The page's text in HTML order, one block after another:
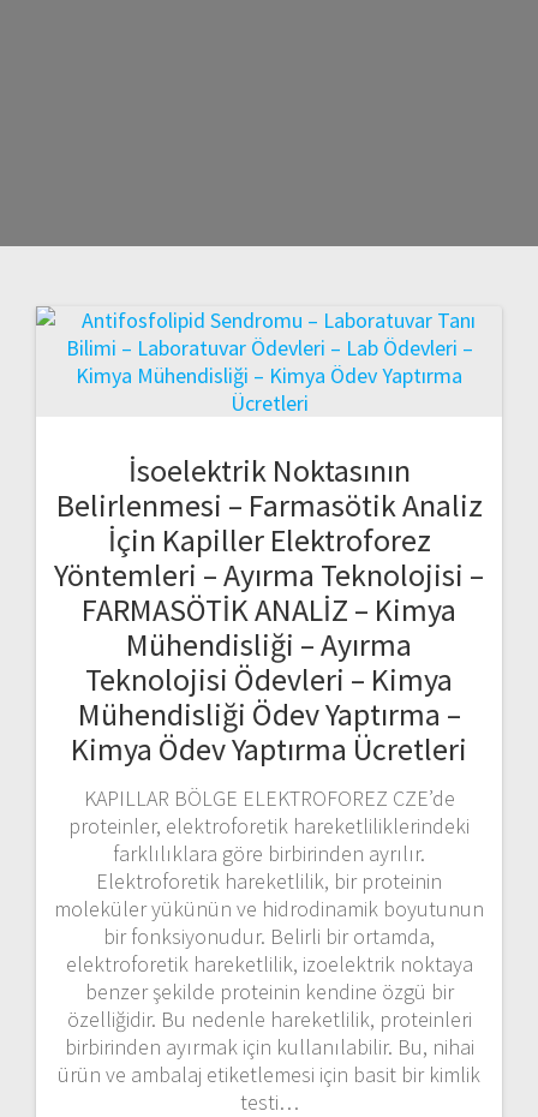
İsoelektrik Noktasının
Belirlenmesi – Farmasötik Analiz
İçin Kapiller Elektroforez
Yöntemleri – Ayırma Teknolojisi –
FARMASÖTİK ANALİZ – Kimya
Mühendisliği – Ayırma
Teknolojisi Ödevleri – Kimya
Mühendisliği Ödev Yaptırma –
Kimya Ödev Yaptırma Ücretleri
KAPILLAR BÖLGE ELEKTROFOREZ CZE’de
proteinler, elektroforetik hareketliliklerindeki
farklılıklara göre birbirinden ayrılır.
Elektroforetik hareketlilik, bir proteinin
moleküler yükünün ve hidrodinamik boyutunun
bir fonksiyonudur. Belirli bir ortamda,
elektroforetik hareketlilik, izoelektrik noktaya
benzer şekilde proteinin kendine özgü bir
özelliğidir. Bu nedenle hareketlilik, proteinleri
birbirinden ayırmak için kullanılabilir. Bu, nihai
ürün ve ambalaj etiketlemesi için basit bir kimlik
testi…